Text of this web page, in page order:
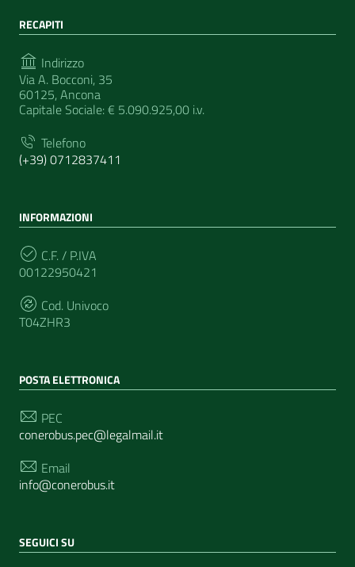
RECAPITI
Indirizzo
Via A. Bocconi, 35
60125, Ancona
Capitale Sociale: € 5.090.925,00 i.v.
Telefono
(+39) 0712837411
INFORMAZIONI
C.F. / P.IVA
00122950421
Cod. Univoco
T04ZHR3
POSTA ELETTRONICA
PEC
conerobus.pec@legalmail.it
Email
info@conerobus.it
SEGUICI SU